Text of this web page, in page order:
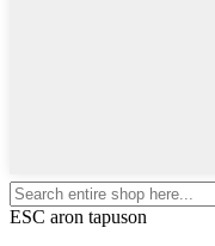
ESC aron tapuson